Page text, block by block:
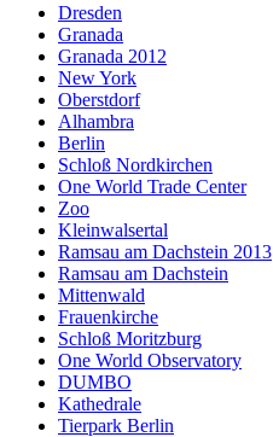
Dresden
Granada
Granada 2012
New York
Oberstdorf
Alhambra
Berlin
Schloß Nordkirchen
One World Trade Center
Zoo
Kleinwalsertal
Ramsau am Dachstein 2013
Ramsau am Dachstein
Mittenwald
Frauenkirche
Schloß Moritzburg
One World Observatory
DUMBO
Kathedrale
Tierpark Berlin